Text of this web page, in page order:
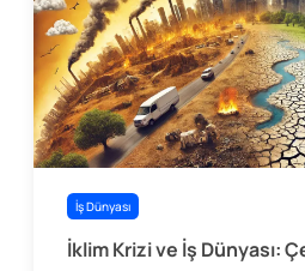
İş Dünyası
İklim Krizi ve İş Dünyası: